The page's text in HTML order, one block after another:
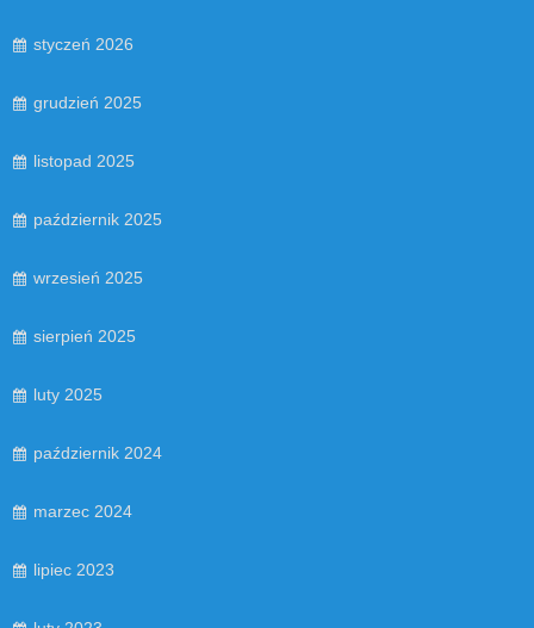
styczeń 2026
grudzień 2025
listopad 2025
październik 2025
wrzesień 2025
sierpień 2025
luty 2025
październik 2024
marzec 2024
lipiec 2023